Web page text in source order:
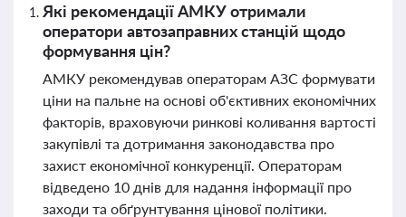
Які рекомендації АМКУ отримали
оператори автозаправних станцій щодо
формування цін?
АМКУ рекомендував операторам АЗС формувати
ціни на пальне на основі об'єктивних економічних
факторів, враховуючи ринкові коливання вартості
закупівлі та дотримання законодавства про
захист економічної конкуренції. Операторам
відведено 10 днів для надання інформації про
заходи та обґрунтування цінової політики.